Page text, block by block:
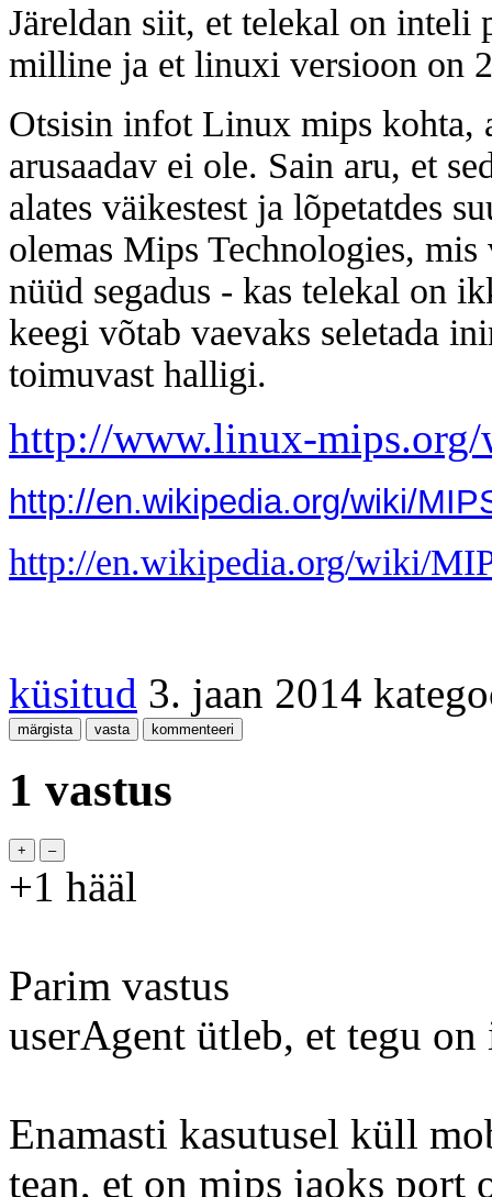
Järeldan siit, et telekal on inteli
milline ja et linuxi versioon on
Otsisin infot Linux mips kohta,
arusaadav ei ole. Sain aru, et
alates väikestest ja lõpetatdes
olemas Mips Technologies,
nüüd segadus - kas telekal on
keegi võtab vaevaks seletada
toimuvast halligi.
http://www.linux-
http://en.wikipedia.org/wiki/
http://en.wikipedia.org/wiki/
küsitud 3. jaan 2014
1 vastus
+1 hääl
Parim vastus
userAgent ütleb, et tegu
Enamasti kasutusel küll
tean, et on mips jaoks port